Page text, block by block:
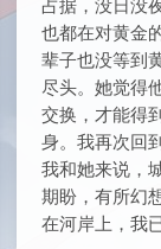
占据，没日没
也都在对黄金
辈子也没等到
尽头。她觉得
交换，才能得
身。我再次回
我和她来说，
期盼，有所幻
在河岸上，我